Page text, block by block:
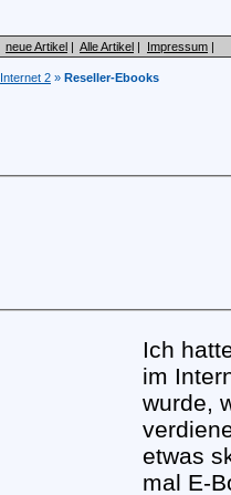
neue Artikel | Alle Artikel | Impressum |
Internet 2 » Reseller-Ebooks
Ich
im
wurde,
etwas
mal E-